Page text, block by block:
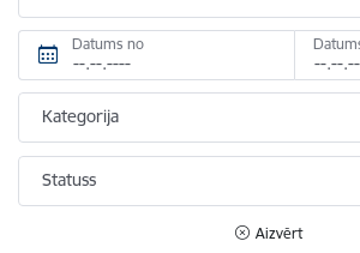
Datums no
Kategorija
Statuss
Aizvērt